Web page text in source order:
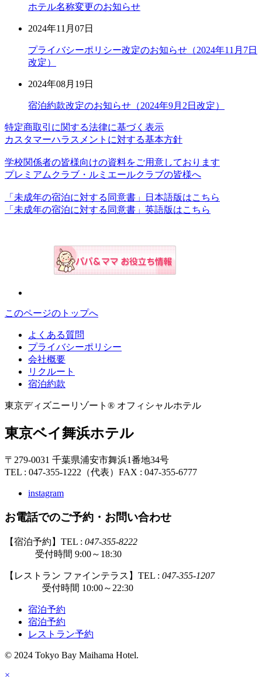
ホテル名称変更のお知らせ
2024年11月07日
プライバシーポリシー改定のお知らせ（2024年11月7日
改定）
2024年08月19日
宿泊約款改定のお知らせ（2024年9月2日改定）
特定商取引に関する法律に基づく表示
カスタマーハラスメントに対する基本方針
学校関係者の皆様向けの資料をご用意しております
プレミアムクラブ・ルミエールクラブの皆様へ
「未成年の宿泊に対する同意書」日本語版はこちら
「未成年の宿泊に対する同意書」英語版はこちら
このページのトップへ
よくある質問
プライバシーポリシー
会社概要
リクルート
宿泊約款
東京ディズニーリゾート® オフィシャルホテル
東京ベイ舞浜ホテル
〒279-0031 千葉県浦安市舞浜1番地34号
TEL : 047-355-1222（代表） FAX : 047-355-6777
instagram
お電話でのご予約・お問い合わせ
【宿泊予約】TEL : 047-355-8222
受付時間 9:00～18:30
【レストラン ファインテラス】TEL : 047-355-1207
受付時間 10:00～22:30
宿泊予約
宿泊予約
レストラン予約
© 2024 Tokyo Bay Maihama Hotel.
×